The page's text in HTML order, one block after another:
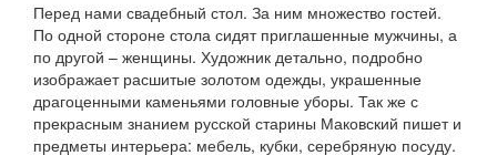
Перед нами свадебный стол. За ним множество гостей.
По одной стороне стола сидят приглашенные мужчины, а
по другой – женщины. Художник детально, подробно
изображает расшитые золотом одежды, украшенные
драгоценными каменьями головные уборы. Так же с
прекрасным знанием русской старины Маковский пишет и
предметы интерьера: мебель, кубки, серебряную посуду.